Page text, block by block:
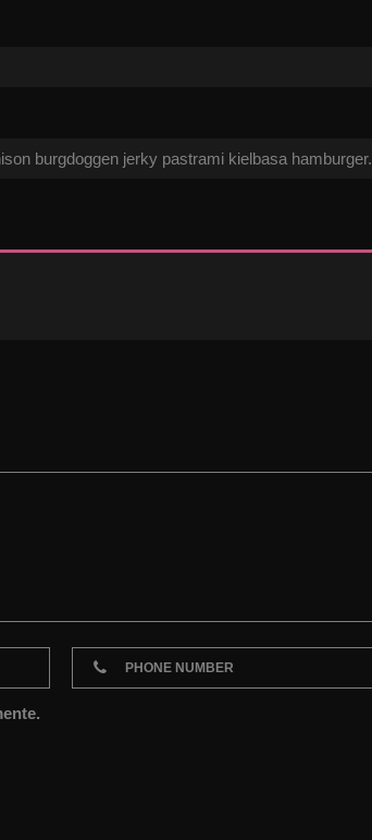
burgdoggen jerky pastrami kielbasa hamburger.